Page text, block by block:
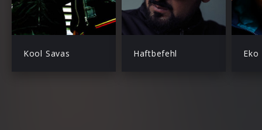
Kool Savas Haftbefehl Eko